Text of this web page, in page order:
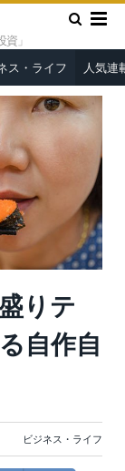
」
ス・ライフ 人気連
び大盛りテロ」
りテ
自作自
ビジネス・ライフ